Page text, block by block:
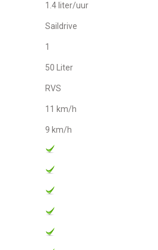
1.4 liter/uur
Saildrive
1
50 Liter
RVS
11 km/h
9 km/h